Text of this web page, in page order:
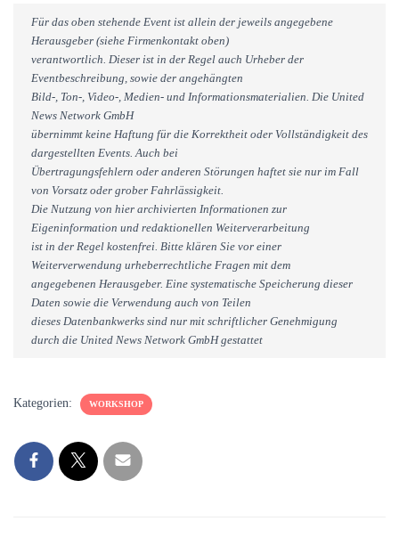
Für das oben stehende Event ist allein der jeweils angegebene
Herausgeber (siehe Firmenkontakt oben)
verantwortlich. Dieser ist in der Regel auch Urheber der
Eventbeschreibung, sowie der angehängten
Bild-, Ton-, Video-, Medien- und Informationsmaterialien. Die United
News Network GmbH
übernimmt keine Haftung für die Korrektheit oder Vollständigkeit des
dargestellten Events. Auch bei
Übertragungsfehlern oder anderen Störungen haftet sie nur im Fall
von Vorsatz oder grober Fahrlässigkeit.
Die Nutzung von hier archivierten Informationen zur
Eigeninformation und redaktionellen Weiterverarbeitung
ist in der Regel kostenfrei. Bitte klären Sie vor einer
Weiterverwendung urheberrechtliche Fragen mit dem
angegebenen Herausgeber. Eine systematische Speicherung dieser
Daten sowie die Verwendung auch von Teilen
dieses Datenbankwerks sind nur mit schriftlicher Genehmigung
durch die United News Network GmbH gestattet
Kategorien: WORKSHOP